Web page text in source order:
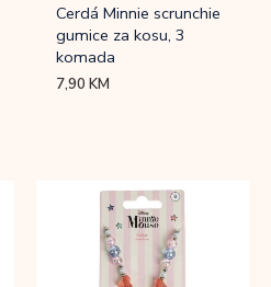
Cerdá Minnie scrunchie
gumice za kosu, 3
komada
7,90KM